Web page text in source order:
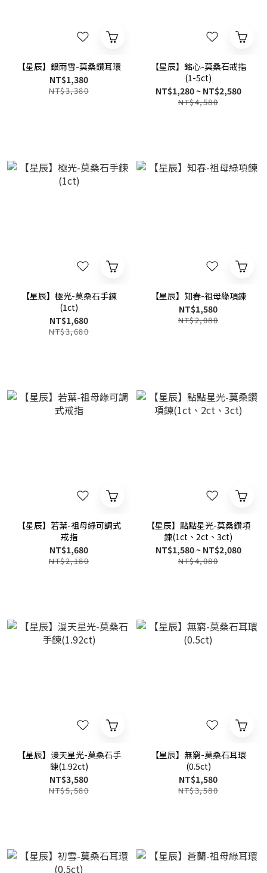
【星辰】銀雨雪-莫桑鑽耳環
NT$1,380
NT$3,380
【星辰】銘心-莫桑石戒指
(1-5ct)
NT$1,280 ~ NT$2,580
NT$4,580
【星辰】極光-莫桑石手鍊
(1ct)
NT$1,680
NT$3,680
【星辰】知春-祖母綠項鍊
NT$1,580
NT$2,080
【星辰】若葉-祖母綠可調式
戒指
NT$1,680
NT$2,180
【星辰】點點星光-莫桑鑽項
鍊(1ct、2ct、3ct)
NT$1,580 ~ NT$2,080
NT$4,080
【星辰】漫天星光-莫桑石手
鍊(1.92ct)
NT$3,580
NT$5,580
【星辰】無窮-莫桑石耳環
(0.5ct)
NT$1,580
NT$3,580